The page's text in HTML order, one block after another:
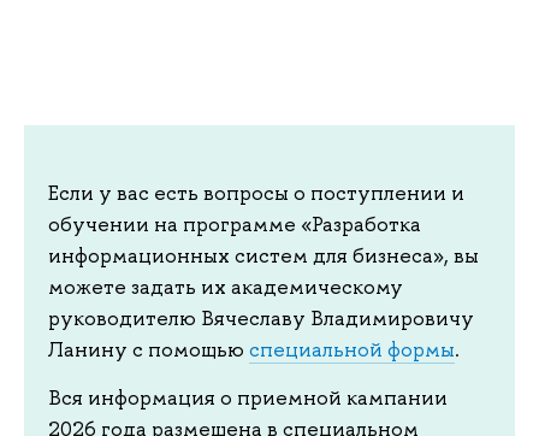
Если у вас есть вопросы о поступлении и
обучении на программе «Разработка
информационных систем для бизнеса», вы
можете задать их академическому
руководителю Вячеславу Владимировичу
Ланину с помощью специальной формы.
Вся информация о приемной кампании
2026 года размещена в специальном